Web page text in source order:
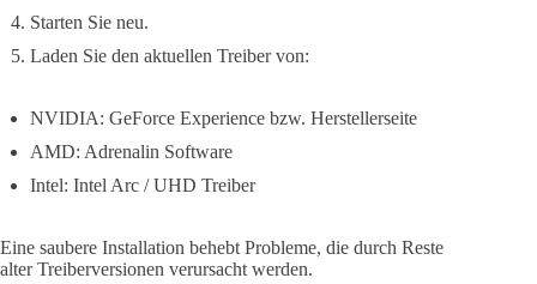
Starten Sie neu.
Laden Sie den aktuellen Treiber von:
NVIDIA: GeForce Experience bzw. Herstellerseite
AMD: Adrenalin Software
Intel: Intel Arc / UHD Treiber
Eine saubere Installation behebt Probleme, die durch Reste
alter Treiberversionen verursacht werden.